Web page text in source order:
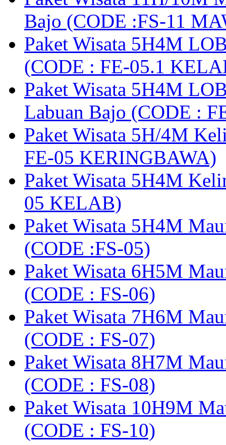
Bajo (CODE :FS-11
Paket Wisata 5H4M
(CODE : FE-05.1
Paket Wisata 5H4M
Labuan Bajo (CODE :
Paket Wisata 5H/4M
FE-05 KERINGBAWA)
Paket Wisata 5H4M
05 KELAB)
Paket Wisata 5H4M
(CODE :FS-05)
Paket Wisata 6H5M
(CODE : FS-06)
Paket Wisata 7H6M
(CODE : FS-07)
Paket Wisata 8H7M
(CODE : FS-08)
Paket Wisata 10H9M
(CODE : FS-10)